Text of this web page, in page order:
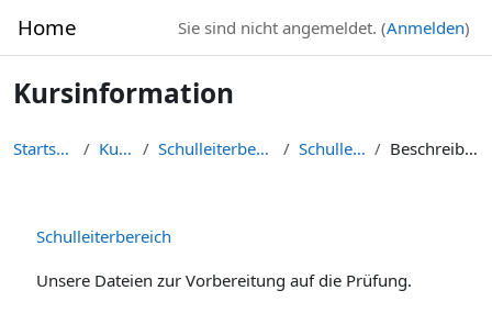
Home Sie sind nicht angemeldet. (Anmelden)
Kursinformation
Startseite Kurse Schulleiterbereich Schulleiter Beschreibung
Schulleiterbereich
Unsere Dateien zur Vorbereitung auf die Prüfung.